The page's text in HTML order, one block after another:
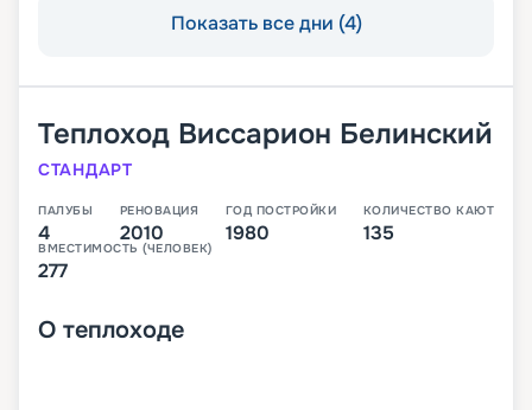
Показать все дни (4)
Теплоход Виссарион Белинский
СТАНДАРТ
ПАЛУБЫ
4
РЕНОВАЦИЯ
2010
ГОД ПОСТРОЙКИ
1980
КОЛИЧЕСТВО КАЮТ
135
ВМЕСТИМОСТЬ (ЧЕЛОВЕК)
277
О теплоходе